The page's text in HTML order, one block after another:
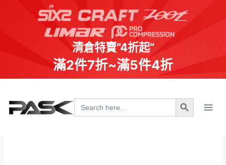
清倉特賣”4折起”
滿2件7折~滿5件4折
content
Search
for:
Search Button